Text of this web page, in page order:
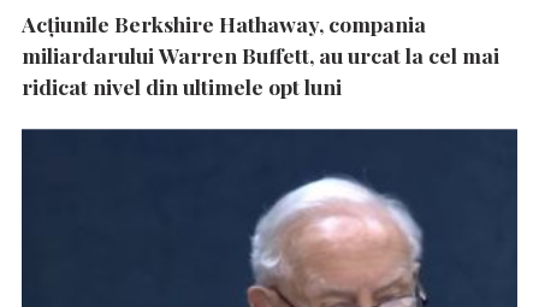
Acțiunile Berkshire Hathaway, compania
miliardarului Warren Buffett, au urcat la cel mai
ridicat nivel din ultimele opt luni